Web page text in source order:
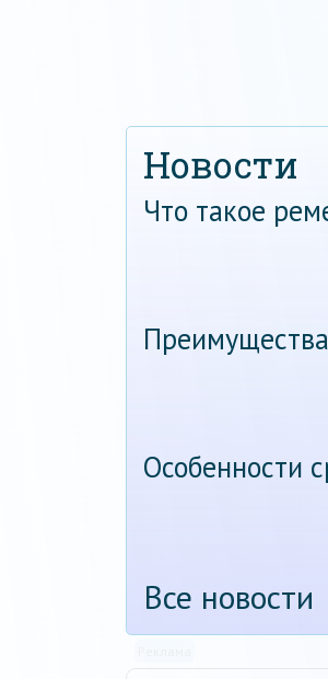
Новости
Что такое
Особенности
Все новости